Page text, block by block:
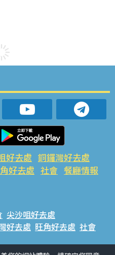
好去處 銅鑼灣好去處
好去處 社會 餐廳情報
尖沙咀好去處
好去處 旺角好去處 社會